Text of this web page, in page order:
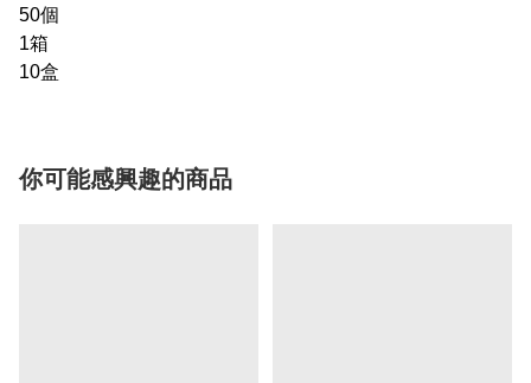
50個
1箱
10盒
你可能感興趣的商品